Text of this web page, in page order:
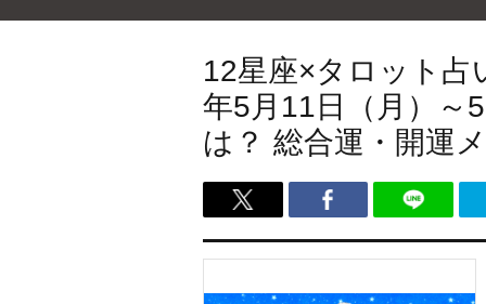
12星座×タロット占
年5月11日（月）～
は？ 総合運・開運